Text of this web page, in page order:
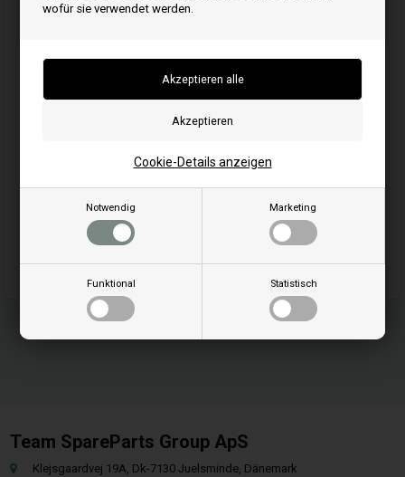
wofür sie verwendet werden.
Notwendig Marketing
Funktional Statistisch
Cookie-Details anzeigen
23 24
Kaufen
Artikelnummer
46393740
Team SpareParts Group ApS
Klejsgaardvej 19A, Dk-7130 Juelsminde, Dänemark